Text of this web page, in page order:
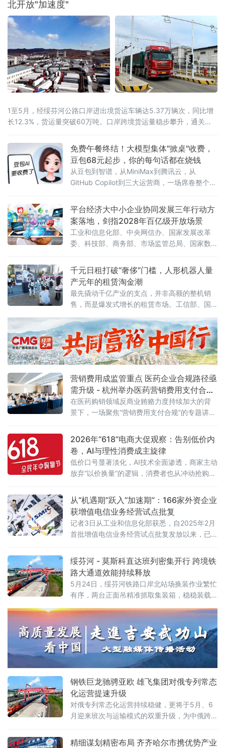
北开放"加速度"
1至5月，经绥芬河公路口岸进出境货运车辆达5.37万辆次，同比增
长12.3%，货运量突破60万吨。口岸跨境货运量稳步攀升，通关车
免费午餐终结！大模型集体"掀桌"收费，
豆包68元起步，你的每句话都在烧钱
从豆包到智谱，从MiniMax到腾讯云，从
GitHub Copilot到三大运营商，一场席卷整个AI
时代"最后的残垣。《人民日报》今日刊发读者
点题文章，直指核心之问：大模型收费，合理
吗？答案藏在一组令人咋舌的数字里。一、账
单爆发：日均140万亿
平台经济大中小企业协同发展三年行动方
案落地，剑指2028年百亿级开放场景
工业和信息化部、中央网信办、国家发展改革
委、科技部、商务部、市场监管总局、国家数
业协同发展行动方案（2026—2028年）》（工
信部联信管〔2026〕119号），以系统性制度
设计打通大中小企业融通堵点，为平台经济转
型升级按下"加速键"。关键数据亮眼：三批清
单、百个试点、六十个场景方案明确，到2028
年，平台经济大中小企业协同发
千元日租打破“奢侈”门槛，人形机器人量
产元年的租赁淘金潮
最先撬动千亿产业的支点，并非高额的整机销
售，而是爆发式增长的租赁市场。工信部、国
2026年度人形机器人与具身智能实
营销费用成监管重点 医药企业合规路径亟
需升级 - 杭州举办医药营销费用支付合规
专题讲座
在医药购销领域反商业贿赂力度持续加大的背
景下，一场聚焦“营销费用支付合规”的专题讲座
及合规服务等产业链各环节的50余位企业代
表，围绕两高最新司法解释及行业纠风工作要
求，深入探讨合规经营与风险防控的实践路
径。6月5日，由杭州金华商会食品药品分会主
办、药闻天下与和泽医药承办的“医药企业营销
2026年“618”电商大促观察：告别低价内
卷，AI与理性消费成主旋律
低价口号显著淡化，AI技术全面渗透，商家主动
放弃“以价换量”的逻辑，消费者也从冲动抢购转
从“机遇期”跃入“加速期”：166家外资企业
获增值电信业务经营试点批复
记者3日从工业和信息化部获悉，自2025年2月
首批增值电信业务经营试点批复发放以来，已
展互联网数据中心、互联网接入服务、信息服
务等增值电信业务。这被看作是我国主动对接
国际高标准经贸规则、推动电信业高水平开放
的重要进展。在试点数量快速扩容的
绥芬河 - 莫斯科直达班列密集开行 跨境铁
路大通道效能持续释放
5月24日，绥芬河铁路口岸北站场换装作业繁忙
有序，两台正面吊精准抓取集装箱，稳稳装载
二、三列“绥芬河—莫斯科”直达班列完成编组，
即将满载110个集装箱、货值超5000万元人民
币的货物启程赴俄，标志着绥芬河口岸跨境铁
路运能实现新跃升。
钢铁巨龙驰骋亚欧 雄飞集团对俄专列常态
化运营提速升级
对俄专列常态化运营持续稳健，更将于5月、6
月迎来班次与运输模式的双重升级，为中俄跨
精细谋划精密布局 齐齐哈尔市携优势产业